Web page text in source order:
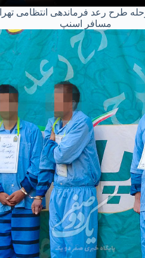
مرحله طرح رعد فرماندهی
مسافر اسنپ